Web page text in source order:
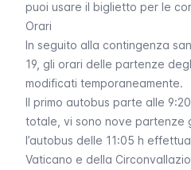
puoi usare il biglietto per le
Orari
In seguito alla contingenza
19, gli orari delle partenze
modificati temporaneamente.
Il primo autobus parte alle
totale, vi sono nove partenze
l’autobus delle 11:05 h
Vaticano e della